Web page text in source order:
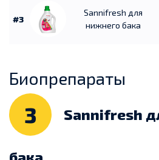
#3
Sannifresh для
нижнего бака
Биопрепараты
3 Sannifresh
бака